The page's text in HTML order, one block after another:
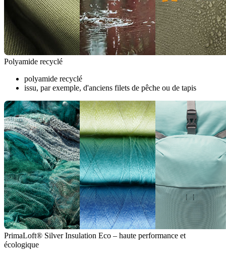
Polyamide recyclé
polyamide recyclé
issu, par exemple, d'anciens filets de pêche ou de tapis
PrimaLoft® Silver Insulation Eco – haute performance et
écologique